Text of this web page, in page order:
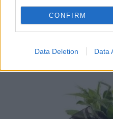
CONFIRM
Data Deletion Data
Λακωνία: Η Ιερή
08/08/2026 08:50